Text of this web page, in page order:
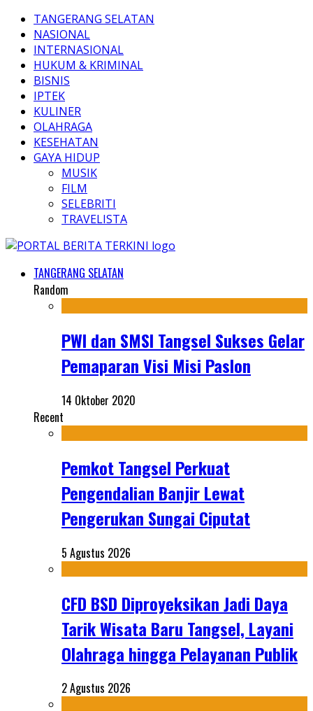
TANGERANG SELATAN
NASIONAL
INTERNASIONAL
HUKUM & KRIMINAL
BISNIS
IPTEK
KULINER
OLAHRAGA
KESEHATAN
GAYA HIDUP
MUSIK
FILM
SELEBRITI
TRAVELISTA
TANGERANG SELATAN
Random
PWI dan SMSI Tangsel Sukses Gelar
Pemaparan Visi Misi Paslon
14 Oktober 2020
Recent
Pemkot Tangsel Perkuat
Pengendalian Banjir Lewat
Pengerukan Sungai Ciputat
5 Agustus 2026
CFD BSD Diproyeksikan Jadi Daya
Tarik Wisata Baru Tangsel, Layani
Olahraga hingga Pelayanan Publik
2 Agustus 2026